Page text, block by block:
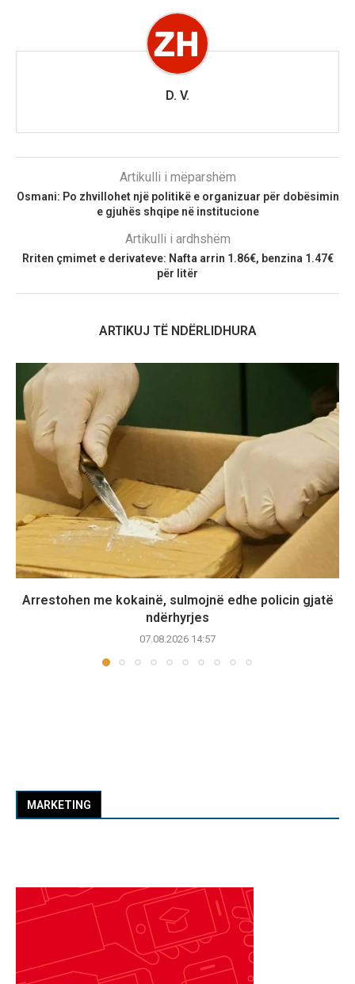
D. V.
Artikulli i mëparshëm
Osmani: Po zhvillohet një politikë e organizuar për dobësimin
e gjuhës shqipe në institucione
Artikulli i ardhshëm
Rriten çmimet e derivateve: Nafta arrin 1.86€, benzina 1.47€
për litër
ARTIKUJ TË NDËRLIDHURA
Arrestohen me kokainë, sulmojnë edhe policin gjatë
ndërhyrjes
07.08.2026 14:57
MARKETING